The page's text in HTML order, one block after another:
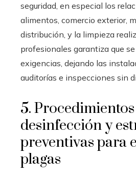
seguridad, en especial los
alimentos, comercio exterior,
distribución, y la limpieza
profesionales garantiza que
exigencias, dejando las
auditorías e inspecciones sin
5.
desinfección y
preventivas para
plagas